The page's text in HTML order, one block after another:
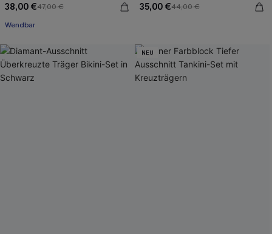
38,00 €47,00 €
Wendbar
35,00 €44,00 €
NEU